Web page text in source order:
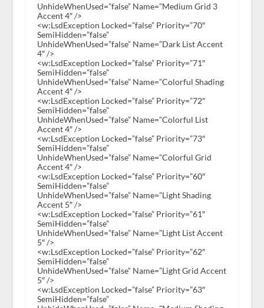
UnhideWhenUsed=”false” Name=”Medium Grid 3
Accent 4″ />
<w:LsdException Locked=”false” Priority=”70″
SemiHidden=”false”
UnhideWhenUsed=”false” Name=”Dark List Accent
4″ />
<w:LsdException Locked=”false” Priority=”71″
SemiHidden=”false”
UnhideWhenUsed=”false” Name=”Colorful Shading
Accent 4″ />
<w:LsdException Locked=”false” Priority=”72″
SemiHidden=”false”
UnhideWhenUsed=”false” Name=”Colorful List
Accent 4″ />
<w:LsdException Locked=”false” Priority=”73″
SemiHidden=”false”
UnhideWhenUsed=”false” Name=”Colorful Grid
Accent 4″ />
<w:LsdException Locked=”false” Priority=”60″
SemiHidden=”false”
UnhideWhenUsed=”false” Name=”Light Shading
Accent 5″ />
<w:LsdException Locked=”false” Priority=”61″
SemiHidden=”false”
UnhideWhenUsed=”false” Name=”Light List Accent
5″ />
<w:LsdException Locked=”false” Priority=”62″
SemiHidden=”false”
UnhideWhenUsed=”false” Name=”Light Grid Accent
5″ />
<w:LsdException Locked=”false” Priority=”63″
SemiHidden=”false”